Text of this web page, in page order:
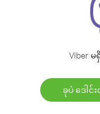
Viber
ခုပဲ ဒေါ